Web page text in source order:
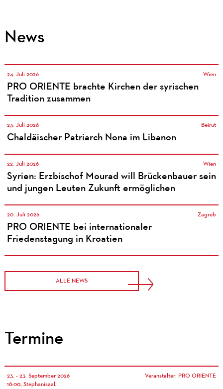
News
24. Juli 2026 Wien
PRO ORIENTE brachte Kirchen der syrischen
Tradition zusammen
23. Juli 2026 Beirut
Chaldäischer Patriarch Nona im Libanon
22. Juli 2026 Wien
Syrien: Erzbischof Mourad will Brückenbauer sein
und jungen Leuten Zukunft ermöglichen
20. Juli 2026 Zagreb
PRO ORIENTE bei internationaler
Friedenstagung in Kroatien
ALLE NEWS
Termine
23. - 23. September 2026
18:00, Stephanisaal,
Veranstalter: PRO ORIENTE